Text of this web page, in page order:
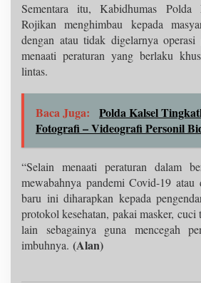
Sementara itu, Kabidhumas
Rojikan menghimbau kepada
dengan atau tidak digelarnya
menaati peraturan yang berlaku
lintas.
Baca Juga:
Polda Kalsel
Fotografi – Videografi Personil
“Selain menaati peraturan dalam
mewabahnya pandemi Covid-19 atau
baru ini diharapkan kepada
protokol kesehatan, pakai masker, cuci
lain sebagainya guna mencegah
imbuhnya. (Alan)